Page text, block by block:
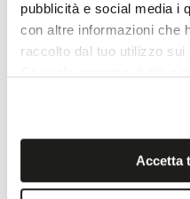
pubblicità e social media i
con altre informazioni che
raccolto dal tuo utilizzo sui
espresso cliccando sul
vuole i cookie di
Accetta